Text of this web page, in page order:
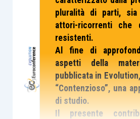
pluralità di parti,
attori-ricorrenti che
resistenti.
Al fine di
aspetti della
pubblicata in
“Contenzioso”, una
di studio.
Il presente